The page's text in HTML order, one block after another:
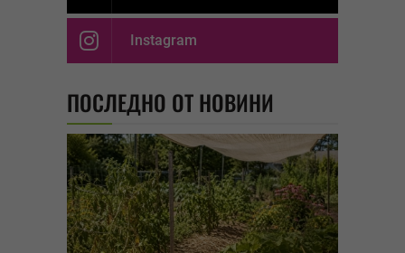
Instagram
ПОСЛЕДНО ОТ НОВИНИ